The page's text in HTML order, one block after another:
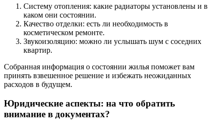
Систему отопления: какие радиаторы установлены и в
каком они состоянии.
Качество отделки: есть ли необходимость в
косметическом ремонте.
Звукоизоляцию: можно ли услышать шум с соседних
квартир.
Собранная информация о состоянии жилья поможет вам
принять взвешенное решение и избежать неожиданных
расходов в будущем.
Юридические аспекты: на что обратить
внимание в документах?